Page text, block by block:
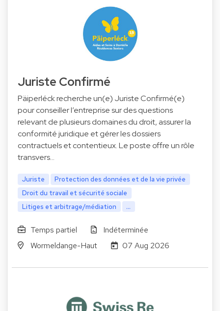
Juriste Confirmé
Päiperléck recherche un(e) Juriste Confirmé(e)
pour conseiller l’entreprise sur des questions
relevant de plusieurs domaines du droit, assurer la
conformité juridique et gérer les dossiers
contractuels et contentieux. Le poste offre un rôle
transvers…
Juriste
Protection des données et de la vie privée
Droit du travail et sécurité sociale
Litiges et arbitrage/médiation
...
Temps partiel
Indéterminée
Wormeldange-Haut
07 Aug 2026